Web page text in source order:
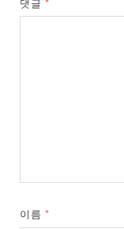
댓글 *
이름 *